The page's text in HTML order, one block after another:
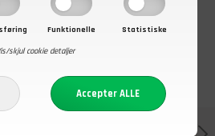
Funktionelle
Statistiske
skjul cookie detaljer